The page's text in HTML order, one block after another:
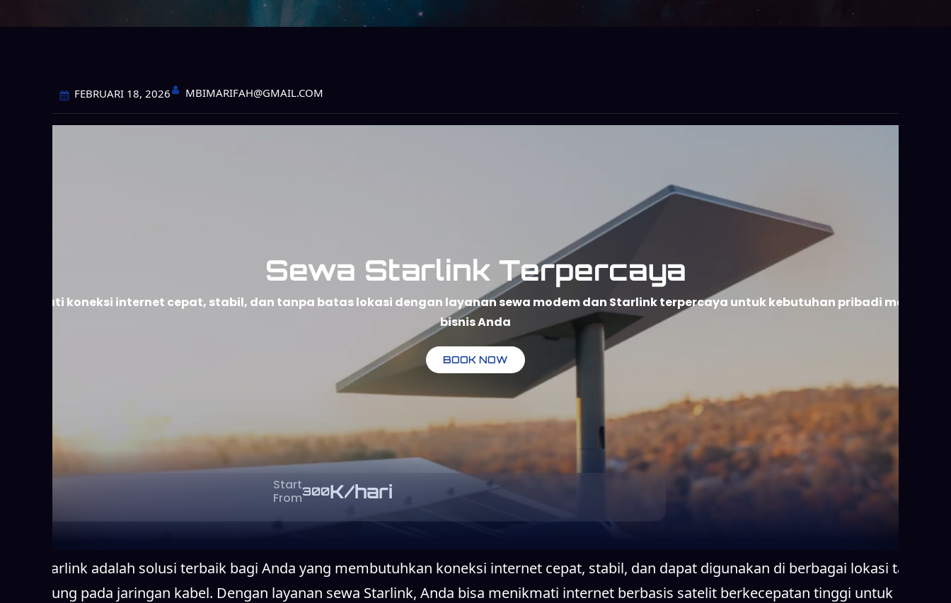
FEBRUARI 18, 2026 MBIMARIFAH@GMAIL.COM
Sewa Starlink Terpercaya
Nikmati koneksi internet cepat, stabil, dan tanpa batas lokasi dengan layanan sewa modem dan Starlink terpercaya untuk kebutuhan pribadi maupun
bisnis Anda
BOOK NOW
Start
From300K/hari
Sewa Starlink adalah solusi terbaik bagi Anda yang membutuhkan koneksi internet cepat, stabil, dan dapat digunakan di berbagai lokasi tanpa
bergantung pada jaringan kabel. Dengan layanan sewa Starlink, Anda bisa menikmati internet berbasis satelit berkecepatan tinggi untuk